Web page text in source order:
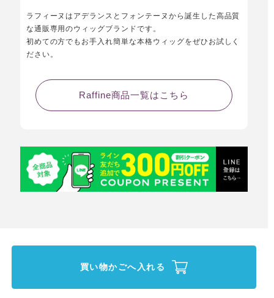
ラフィーヌはアデランスとフォンテーヌから誕生した高品質
な通販専用のウィッグブランドです。
初めての方でもお手入れ簡単な本格ウィッグをぜひお試しく
ださい。
Raffine商品一覧はこちら
買い物かごへ入れる